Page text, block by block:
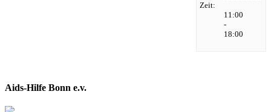
Zeit:
11:00
-
18:00
Aids-Hilfe Bonn e.v.